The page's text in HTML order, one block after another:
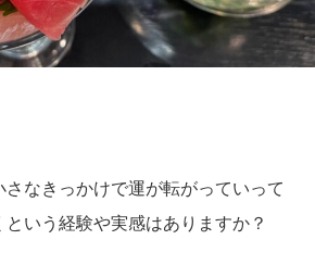
なきっかけで運が転がっていって
いう経験や実感はありますか？